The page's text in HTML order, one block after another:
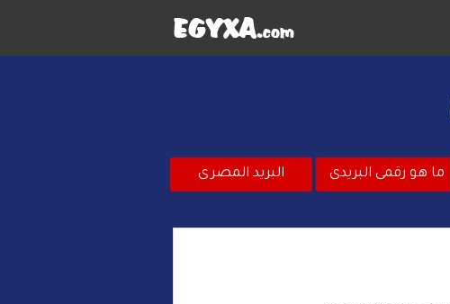
ما هو رقمى البريدى البريد المصرى